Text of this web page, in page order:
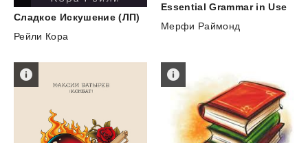
Сладкое Искушение (ЛП)
Рейли Кора
Essential Grammar in Use
Мерфи Раймонд